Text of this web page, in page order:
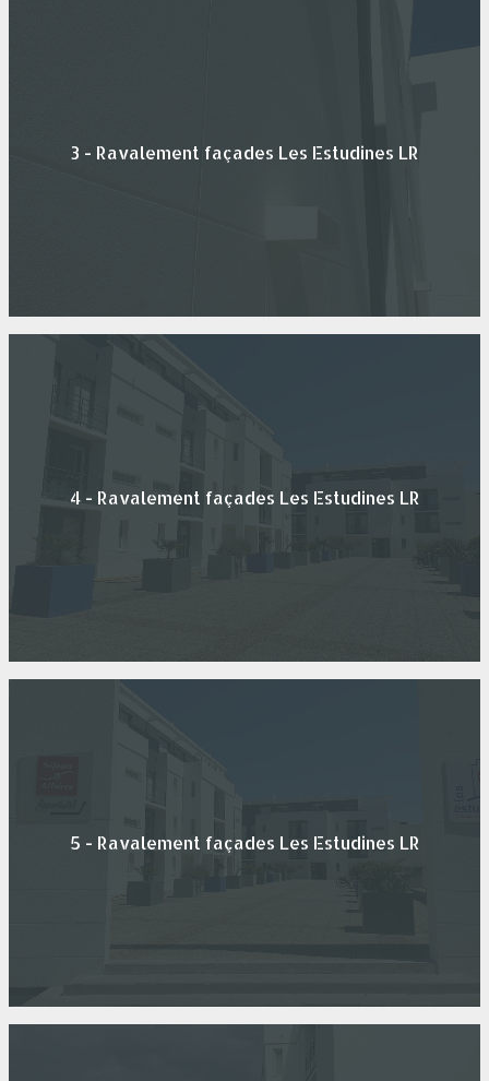
3 - Ravalement façades Les Estudines LR
4 - Ravalement façades Les Estudines LR
5 - Ravalement façades Les Estudines LR